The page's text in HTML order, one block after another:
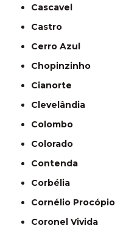
Cascavel
Castro
Cerro Azul
Chopinzinho
Cianorte
Clevelândia
Colombo
Colorado
Contenda
Corbélia
Cornélio Procópio
Coronel Vivida